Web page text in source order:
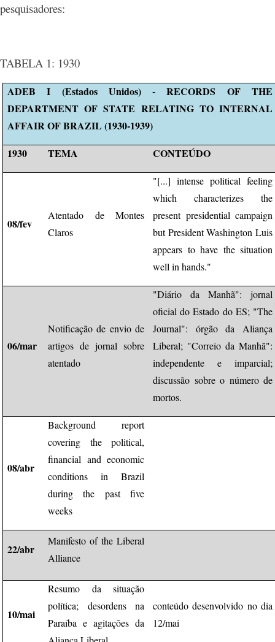
pesquisadores:
TABELA 1: 1930
ADEB I (Estados Unidos) - RECORDS OF THE
DEPARTMENT OF STATE RELATING TO INTERNAL
AFFAIR OF BRAZIL (1930-1939)
1930
TEMA CONTEÚDO
08/fev
Atentado de Montes
Claros
"[...] intense political feeling
which characterizes the
present presidential campaign
but President Washington Luis
appears to have the situation
well in hands."
06/mar
Notificação de envio de
artigos de jornal sobre
atentado
"Diário da Manhã": jornal
oficial do Estado do ES; "The
Journal": órgão da Aliança
Liberal; "Correio da Manhã":
independente e imparcial;
discussão sobre o número de
mortos.
08/abr
Background report
covering the political,
financial and economic
conditions in Brazil
during the past five
weeks
22/abr
Manifesto of the Liberal
Alliance
10/mai
Resumo da situação
política; desordens na
Paraíba e agitações da
conteúdo desenvolvido no dia
12/mai